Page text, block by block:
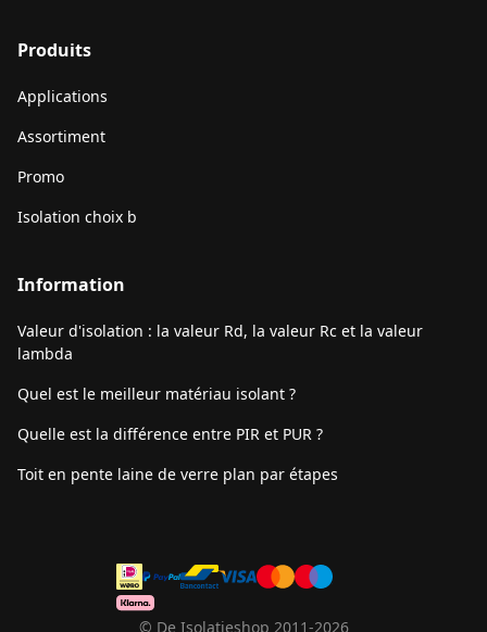
Produits
Applications
Assortiment
Promo
Isolation choix b
Information
Valeur d'isolation : la valeur Rd, la valeur Rc et la valeur
lambda
Quel est le meilleur matériau isolant ?
Quelle est la différence entre PIR et PUR ?
Toit en pente laine de verre plan par étapes
© De Isolatieshop 2011-2026